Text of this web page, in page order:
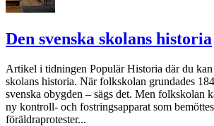
Den svenska skolans historia
Artikel i tidningen Populär Historia där du kan
skolans historia. När folkskolan grundades
svenska obygden – sägs det. Men folkskolan
ny kontroll- och fostringsapparat som
föräldraprotester...